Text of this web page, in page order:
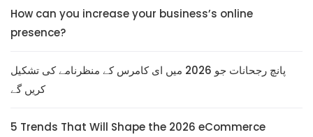
How can you increase your business’s online
presence?
پانچ رجحانات جو 2026 میں ای کامرس کے منظرنامے کی تشکیل
کریں گے
5 Trends That Will Shape the 2026 eCommerce